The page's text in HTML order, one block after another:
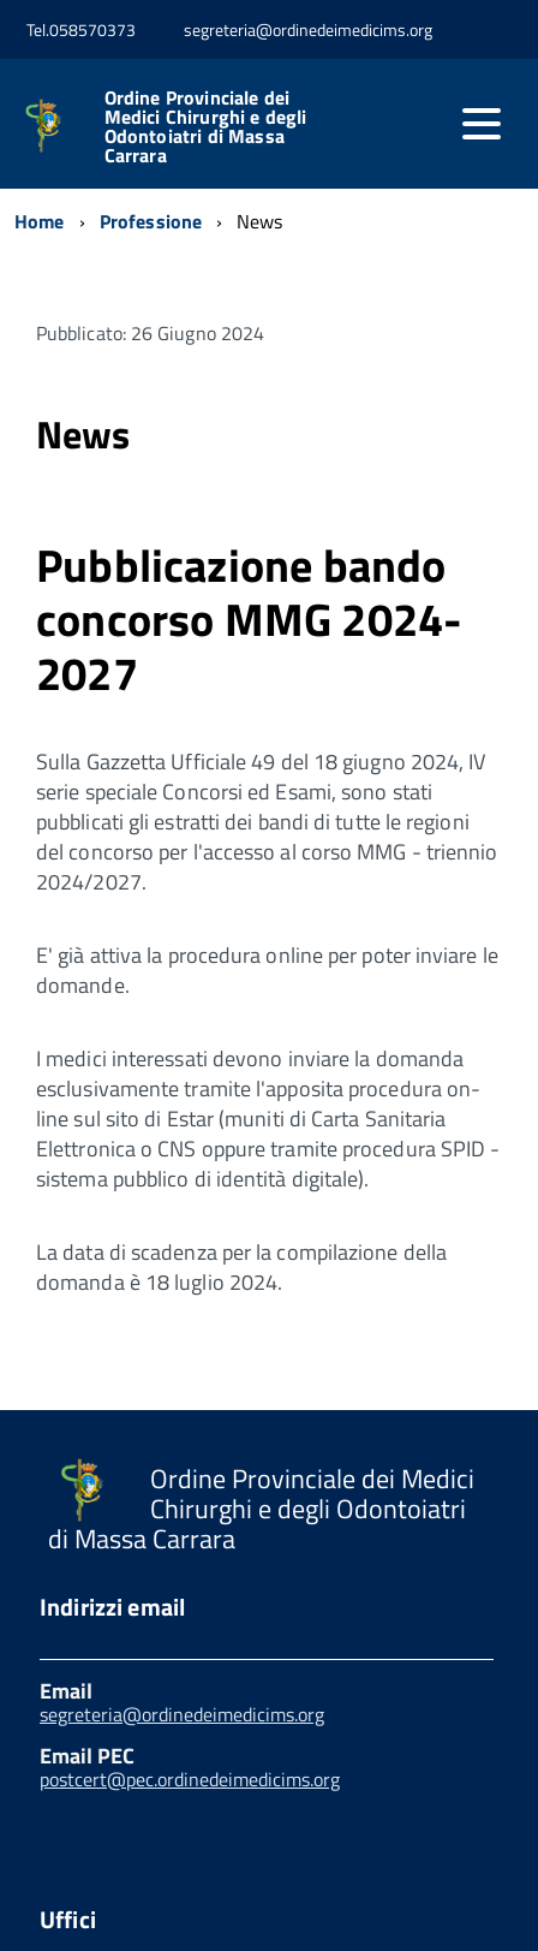
Tel.058570373 segreteria@ordinedeimedicims.org
Ordine Provinciale dei
Medici Chirurghi e degli
Odontoiatri di Massa
Carrara
Home Professione News
Pubblicato: 26 Giugno 2024
News
Pubblicazione bando
concorso MMG 2024-
2027
Sulla Gazzetta Ufficiale 49 del 18 giugno 2024, IV
serie speciale Concorsi ed Esami, sono stati
pubblicati gli estratti dei bandi di tutte le regioni
del concorso per l'accesso al corso MMG - triennio
2024/2027.
E' già attiva la procedura online per poter inviare le
domande.
I medici interessati devono inviare la domanda
esclusivamente tramite l'apposita procedura on-
line sul sito di Estar (muniti di Carta Sanitaria
Elettronica o CNS oppure tramite procedura SPID -
sistema pubblico di identità digitale).
La data di scadenza per la compilazione della
domanda è 18 luglio 2024.
Ordine Provinciale dei Medici
Chirurghi e degli Odontoiatri
di Massa Carrara
Indirizzi email
Email
segreteria@ordinedeimedicims.org
Email PEC
postcert@pec.ordinedeimedicims.org
Uffici